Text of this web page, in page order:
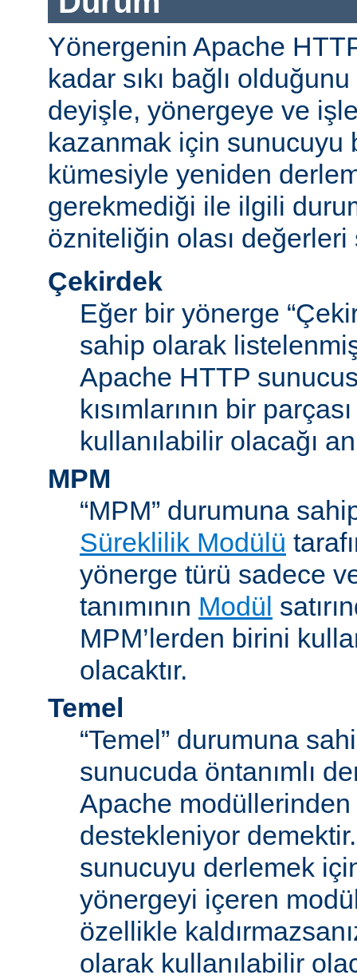
Yönergenin Apache
kadar sıkı bağlı
deyişle, yönergeye ve
kazanmak için sunucuyu
kümesiyle yeniden
gerekmediği ile ilgili
özniteliğin olası değerleri
Çekirdek
Eğer bir yönerge
sahip olarak
Apache HTTP
kısımlarının bir
kullanılabilir olacağı
MPM
“MPM” durumuna
Süreklilik Modülü
yönerge türü sadece
tanımının Modül
MPM’lerden birini
olacaktır.
Temel
“Temel” durumuna
sunucuda öntanımlı
Apache modüllerinden
destekleniyor
sunucuyu derlemek
yönergeyi içeren
özellikle
olarak kullanılabilir